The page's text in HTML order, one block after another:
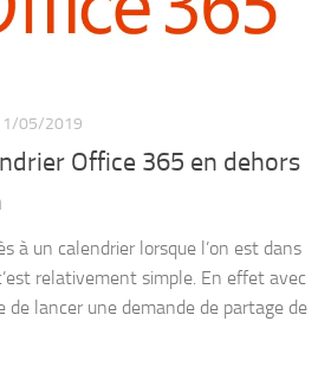
05/2019
Office 365 en dehors
à un calendrier lorsque l’on est dans
relativement simple. En effet avec
lancer une demande de partage de